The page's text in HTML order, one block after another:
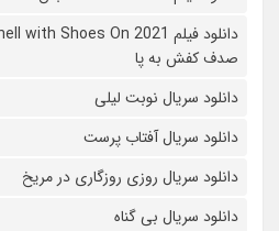
صدف کفش به پا
دانلود سریال نوبت لیلی
دانلود سریال آفتاب پرست
دانلود سریال روزی روزگاری در مریخ
دانلود سریال بی گناه